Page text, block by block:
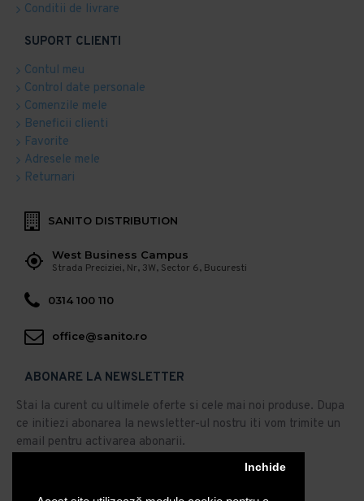
Inchide
Conditii de livrare
SUPORT CLIENTI
Contul meu
Control date personale
Comenzile mele
Beneficii clienti
Favorite
Adresele mele
Returnari
SANITO DISTRIBUTION
West Business Campus
Strada Preciziei, Nr, 3W, Sector 6, Bucuresti
0314 100 110
office@sanito.ro
ABONARE LA NEWSLETTER
Stai la curent cu ultimele oferte si cele mai noi produse. Dupa
ce initiezi abonarea la newsletter-ul nostru iti vom trimite un
email pentru activarea abonarii.
Abonare